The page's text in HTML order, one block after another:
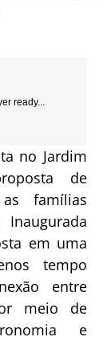
ready...
no Jardim
de
famílias
em uma
tempo
entre
meio de
e